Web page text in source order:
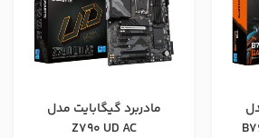
مادربرد گیگابایت مدل
Z790 UD AC